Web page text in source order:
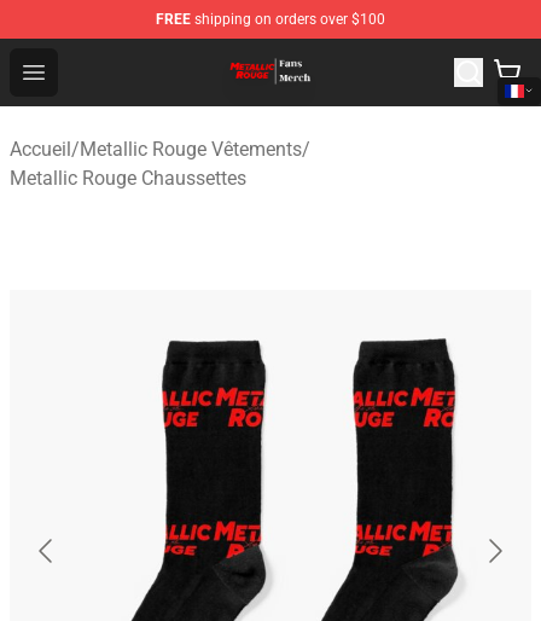
FREE shipping on orders over $100
Open menu
Metallic Rouge Store - Official Metallic Rouge
Accueil/Metallic Rouge Vêtements/
Metallic Rouge Chaussettes